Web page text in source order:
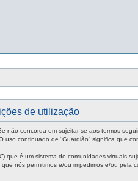
de utilização
não concorda em sujeitar-se aos termos
continuado de “Guardião” significa que
que é um sistema de comunidades virtuais
nós permitimos e/ou impedimos e/ou pela